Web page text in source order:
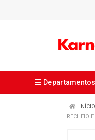
Departamentos
INÍCIO
RECHEIO